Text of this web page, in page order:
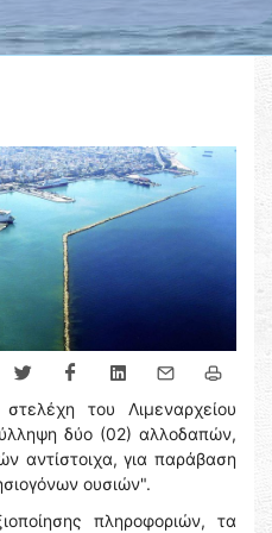
του Λιμεναρχείου
δύο (02) αλλοδαπών,
αντίστοιχα, για παράβαση
ουσιών".
πληροφοριών, τα